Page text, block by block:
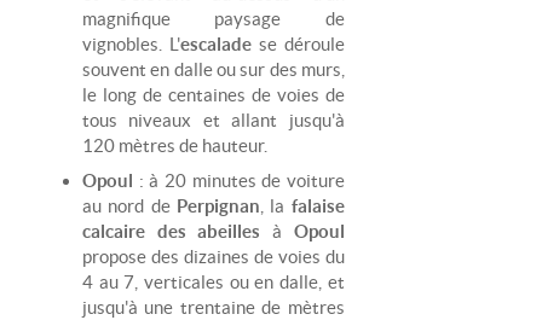
magnifique paysage de
vignobles. L'escalade se déroule
souvent en dalle ou sur des murs,
le long de centaines de voies de
tous niveaux et allant jusqu'à
120 mètres de hauteur.
Opoul : à 20 minutes de voiture
au nord de Perpignan , la falaise
calcaire des abeilles à Opoul
propose des dizaines de voies du
4 au 7, verticales ou en dalle, et
jusqu'à une trentaine de mètres